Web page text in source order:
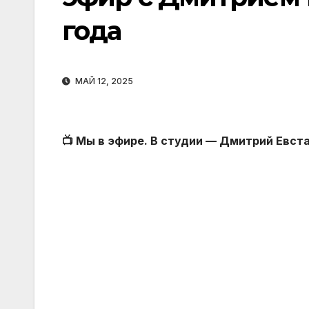
года
МАЙ 12, 2025
📺 Мы в эфире. В студии — Дмитрий